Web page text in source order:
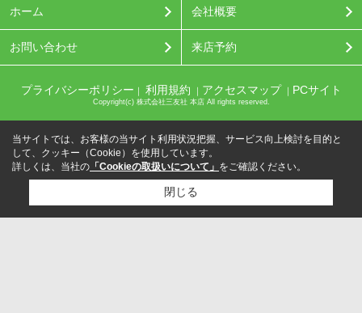
ホーム 会社概要
お問い合わせ 来店予約
プライバシーポリシー 利用規約 アクセスマップ PCサイト
Copyright(c) 株式会社三友社 本店 All rights reserved.
当サイトでは、お客様の当サイト利用状況把握、サービス向上検討を目的と
して、クッキー（Cookie）を使用しています。
詳しくは、当社の 「Cookieの取扱いについて」 をご確認ください。
閉じる